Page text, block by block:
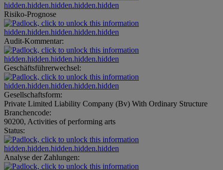
hidden.hidden.hidden.hidden.hidden
Risiko-Prognose
hidden.hidden.hidden.hidden.hidden
Audit-Kommentar:
hidden.hidden.hidden.hidden.hidden
Geschäftsführerwechsel:
hidden.hidden.hidden.hidden.hidden
Gesellschaftsform:
Private Limited Liability Company (Bv) With Ordinary Structure
Branchencode:
90200, Activities of performing arts
Status:
hidden.hidden.hidden.hidden.hidden
Analyse der Zahlungen: